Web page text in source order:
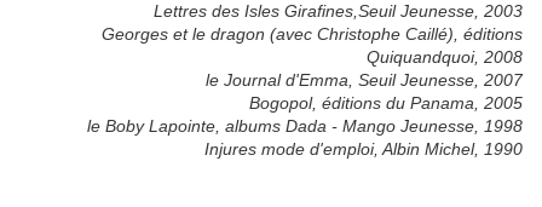
Lettres des Isles Girafines,Seuil Jeunesse, 2003
Georges et le dragon (avec Christophe Caillé), éditions
Quiquandquoi, 2008
le Journal d'Emma, Seuil Jeunesse, 2007
Bogopol, éditions du Panama, 2005
le Boby Lapointe, albums Dada - Mango Jeunesse, 1998
Injures mode d'emploi, Albin Michel, 1990